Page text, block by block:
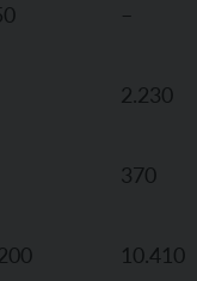
–
2.230
370
10.410